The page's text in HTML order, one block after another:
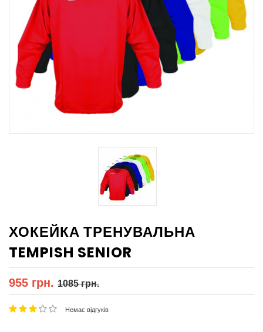
ХОКЕЙКА ТРЕНУВАЛЬНА
TEMPISH SENIOR
955 грн. 1085 грн.
Немає відгуків